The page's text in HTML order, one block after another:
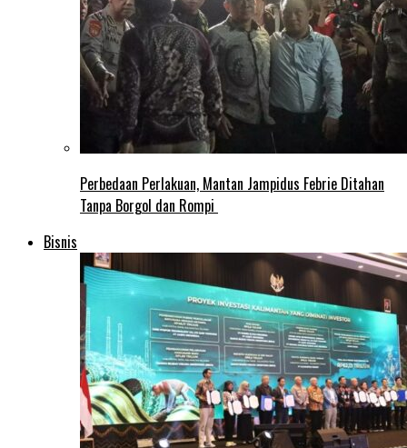
Perbedaan Perlakuan, Mantan Jampidus Febrie Ditahan
Tanpa Borgol dan Rompi
Bisnis